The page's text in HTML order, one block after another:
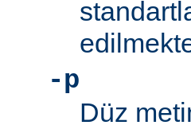
-p
Düz